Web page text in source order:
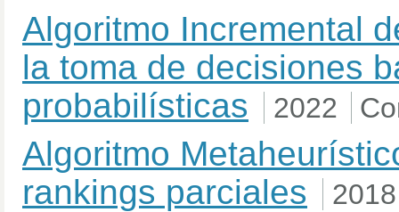
Algoritmo Incremental
la toma de decisiones
probabilísticas
2022
Algoritmo
rankings parciales
2018